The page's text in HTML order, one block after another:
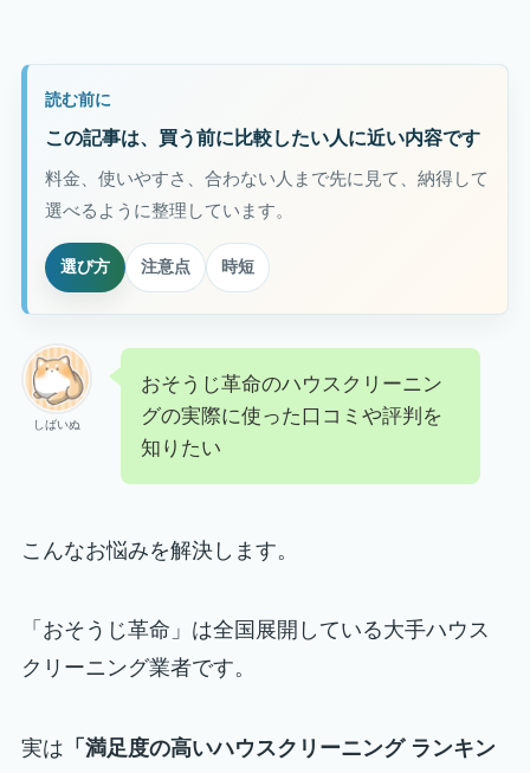
読む前に
この記事は、買う前に比較したい人に近い内容です
料金、使いやすさ、合わない人まで先に見て、納得して
選べるように整理しています。
選び方 注意点 時短
しばいぬ
おそうじ革命のハウスクリーニン
グの実際に使った口コミや評判を
知りたい
こんなお悩みを解決します。
「おそうじ革命」は全国展開している大手ハウス
クリーニング業者です。
実は 「満足度の高いハウスクリーニング ランキン